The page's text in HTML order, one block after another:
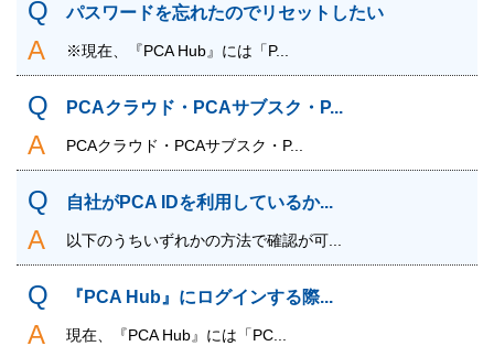
パスワードを忘れたのでリセットしたい
※現在、『PCA Hub』には「P...
PCAクラウド・PCAサブスク・P...
PCAクラウド・PCAサブスク・P...
自社がPCA IDを利用しているか...
以下のうちいずれかの方法で確認が可...
『PCA Hub』にログインする際...
現在、『PCA Hub』には「PC...